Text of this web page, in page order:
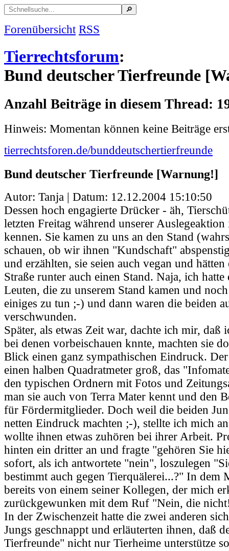
Forenübersicht RSS
Tierrechtsforum:
Bund deutscher Tierfreunde
Anzahl Beiträge in diesem Thread:
Hinweis: Momentan können keine Beiträge
tierrechtsforen.de/bunddeutschertierfreunde
Bund deutscher Tierfreunde [Warnung!]
Autor: Tanja | Datum: 12.12.2004 15:10:50
Dessen hoch engagierte Drücker - äh,
letzten Freitag während unserer
kennen. Sie kamen zu uns an den Stand
schauen, ob wir ihnen "Kundschaft"
und erzählten, sie seien auch vegan und
Straße runter auch einen Stand. Naja, ich
Leuten, die zu unserem Stand kamen und
einiges zu tun ;-) und dann waren die beiden
verschwunden.
Später, als etwas Zeit war, dachte ich mir, daß
bei denen vorbeischauen knnte, machten sie
Blick einen ganz sympathischen Eindruck.
einen halben Quadratmeter groß, das
den typischen Ordnern mit Fotos und
man sie auch von Terra Mater kennt und den
für Fördermitglieder. Doch weil die beiden
netten Eindruck machten ;-), stellte ich mich
wollte ihnen etwas zuhören bei ihrer Arbeit.
hinten ein dritter an und fragte "gehören Sie
sofort, als ich antwortete "nein", loszulegen
bestimmt auch gegen Tierquälerei...?" In dem
bereits von einem seiner Kollegen, der mich
zurückgewunken mit dem Ruf "Nein, die
In der Zwischenzeit hatte die zwei anderen
Jungs geschnappt und erläuterten ihnen, daß
Tierfreunde" nicht nur Tierheime unterstütze